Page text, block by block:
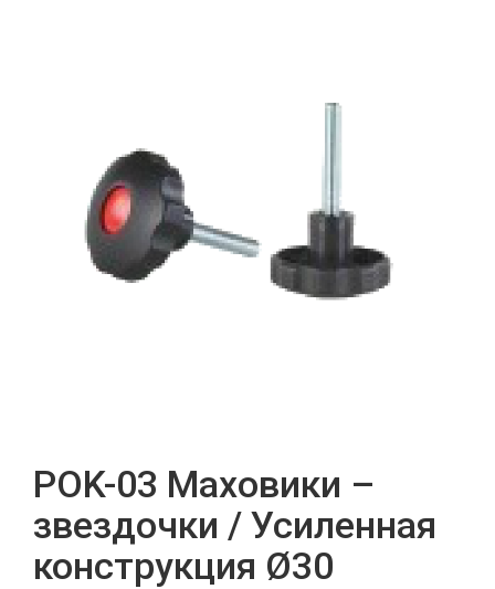
POK-03 Маховики –
звездочки / Усиленная
конструкция Ø30